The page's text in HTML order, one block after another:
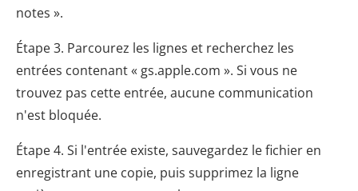
notes ».
Étape 3. Parcourez les lignes et recherchez les
entrées contenant « gs.apple.com ». Si vous ne
trouvez pas cette entrée, aucune communication
n'est bloquée.
Étape 4. Si l'entrée existe, sauvegardez le fichier en
enregistrant une copie, puis supprimez la ligne